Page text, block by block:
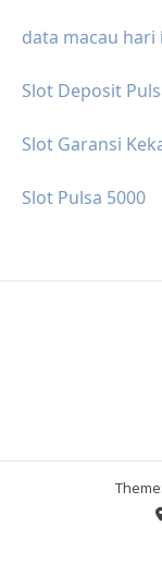
data macau hari
Slot Deposit
Slot Garansi
Slot Pulsa 5000